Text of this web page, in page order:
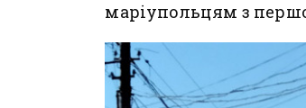
маріупольцям з